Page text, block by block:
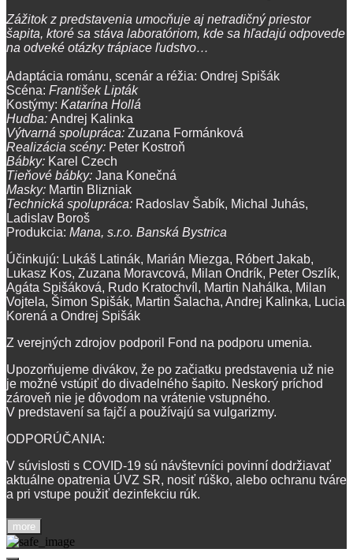
Zážitok z predstavenia umocňuje aj netradičný priestor
šapita, ktoré sa stáva laboratóriom, kde sa hľadajú odpovede
na odveké otázky trápiace ľudstvo…
Adaptácia románu, scenár a réžia: Ondrej Spišák
Scéna: František Lipták
Kostýmy: Katarína Hollá
Hudba: Andrej Kalinka
Výtvarná spolupráca: Zuzana Formánková
Realizácia scény: Peter Kostroň
Bábky: Karel Czech
Tieňové bábky: Jana Konečná
Masky: Martin Blizniak
Technická spolupráca: Radoslav Šabík, Michal Juhás,
Ladislav Boroš
Produkcia: Mana, s.r.o. Banská Bystrica
Účinkujú: Lukáš Latinák, Marián Miezga, Róbert Jakab,
Lukasz Kos, Zuzana Moravcová, Milan Ondrík, Peter Oszlík,
Agáta Spišáková, Rudo Kratochvíl, Martin Nahálka, Milan
Vojtela, Šimon Spišák, Martin Šalacha, Andrej Kalinka, Lucia
Korená a Ondrej Spišák
Z verejných zdrojov podporil Fond na podporu umenia.
Upozorňujeme divákov, že po začiatku predstavenia už nie
je možné vstúpiť do divadelného šapito. Neskorý príchod
zároveň nie je dôvodom na vrátenie vstupného.
V predstavení sa fajčí a používajú sa vulgarizmy.
ODPORÚČANIA:
V súvislosti s COVID-19 sú návštevníci povinní dodržiavať
aktuálne opatrenia ÚVZ SR, nosiť rúško, alebo ochranu tváre
a pri vstupe použiť dezinfekciu rúk.
more